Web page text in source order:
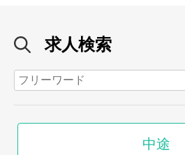
求人検索
中途